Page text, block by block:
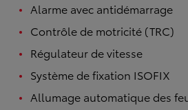
Alarme avec antidémarrage
Contrôle de motricité (TRC)
Régulateur de vitesse
Système de fixation ISOFIX
Allumage automatique des